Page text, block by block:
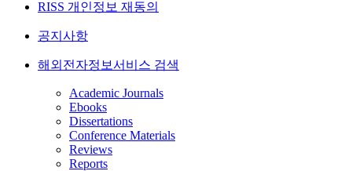
RISS 개인정보 재동의
공지사항
해외전자정보서비스 검색
Academic Journals
Ebooks
Dissertations
Conference Materials
Reviews
Reports